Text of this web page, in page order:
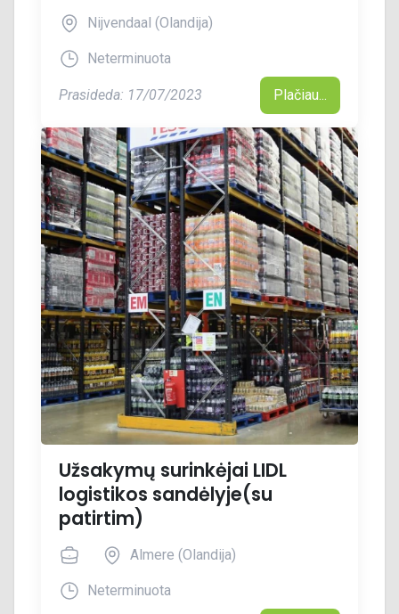
Nijvendaal (Olandija)
Neterminuota
Prasideda: 17/07/2023 Plačiau...
Užsakymų surinkėjai LIDL
logistikos sandėlyje(su
patirtim)
Almere (Olandija)
Neterminuota